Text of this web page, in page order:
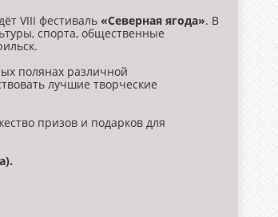
VIII фестиваль«Северная ягода». В
спорта, общественные
полянах различной
лучшие творческие
призов и подарков для